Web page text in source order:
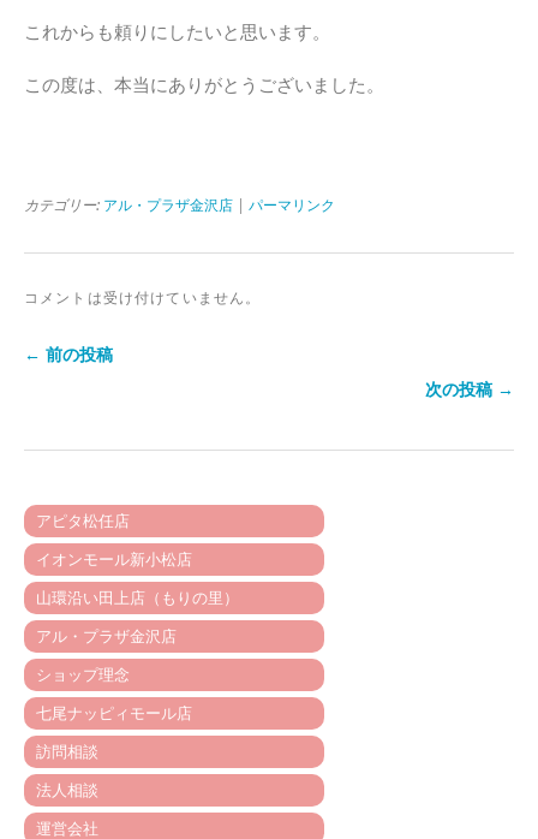
これからも頼りにしたいと思います。
この度は、本当にありがとうございました。
カテゴリー: アル・プラザ金沢店 パーマリンク
コメントは受け付けていません。
← 前の投稿
次の投稿 →
アピタ松任店
イオンモール新小松店
山環沿い田上店（もりの里）
アル・プラザ金沢店
ショップ理念
七尾ナッピィモール店
訪問相談
法人相談
運営会社